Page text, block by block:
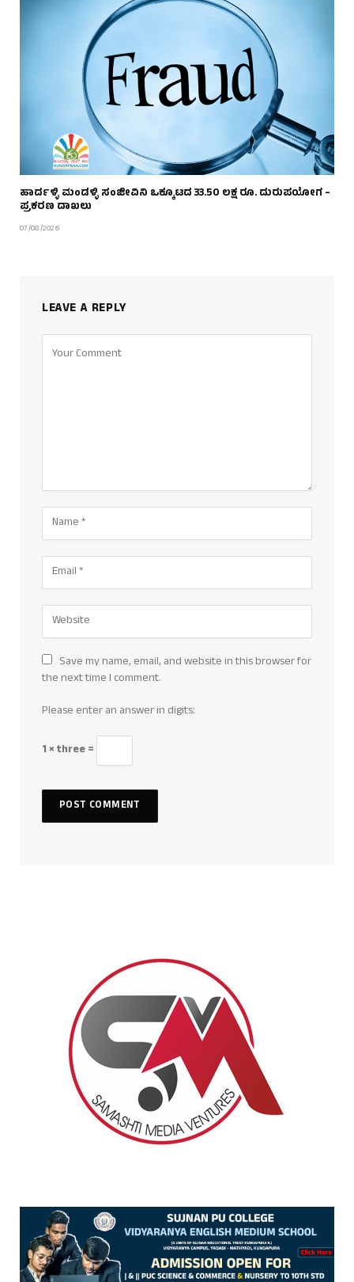
ಹಾರ್ದಳ್ಳಿ ಮಂಡಳ್ಳಿ ಸಂಜೀವಿನಿ ಒಕ್ಕೂಟದ 33.50 ಲಕ್ಷ ರೂ. ದುರುಪಯೋಗ –
ಪ್ರಕರಣ ದಾಖಲು
07/08/2026
LEAVE A REPLY
Save my name, email, and website in this browser for
the next time I comment.
Please enter an answer in digits:
1 × three =